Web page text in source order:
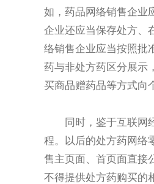
如，药品网络销售企业
企业还应当保存处方、
络销售企业应当按照批
药与非处方药区分展示
买商品赠药品等方式向
同时，鉴于互联网
程。以后的处方药网络
售主页面、首页面直接
不得提供处方药购买的